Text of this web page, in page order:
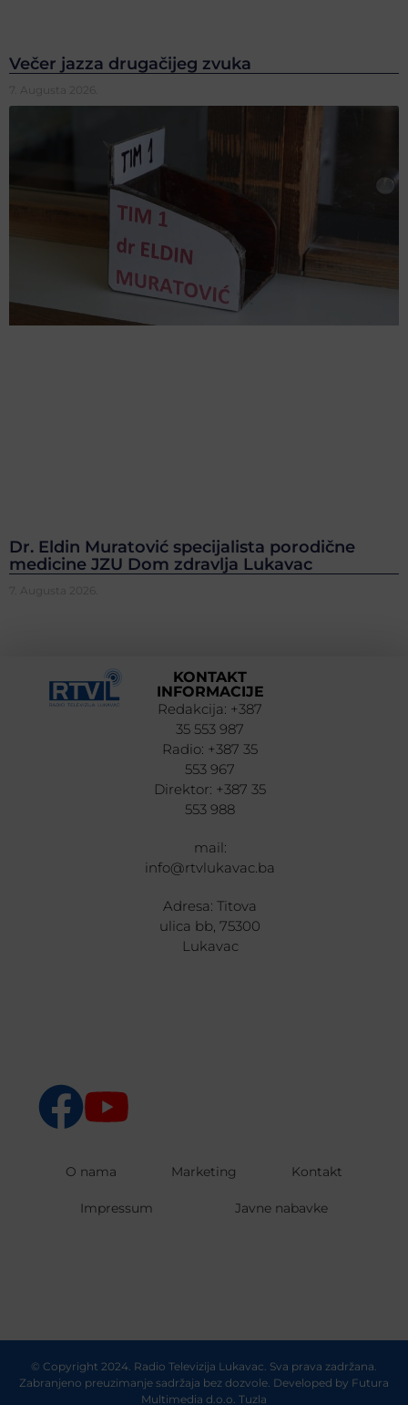
Večer jazza drugačijeg zvuka
7. Augusta 2026.
Dr. Eldin Muratović specijalista porodične
medicine JZU Dom zdravlja Lukavac
7. Augusta 2026.
KONTAKT
INFORMACIJE
Redakcija: +387
35 553 987
Radio: +387 35
553 967
Direktor: +387 35
553 988
mail:
info@rtvlukavac.ba
Adresa: Titova
ulica bb, 75300
Lukavac
O nama Marketing Kontakt
Impressum Javne nabavke
© Copyright 2024. Radio Televizija Lukavac. Sva prava zadržana.
Zabranjeno preuzimanje sadržaja bez dozvole. Developed by Futura
Multimedia d.o.o. Tuzla